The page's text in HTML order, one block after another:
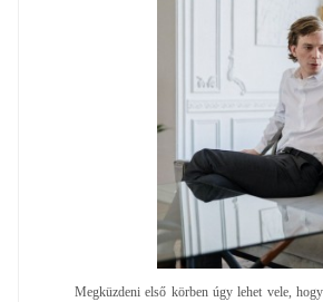
Megküzdeni első körben úgy lehet vele,